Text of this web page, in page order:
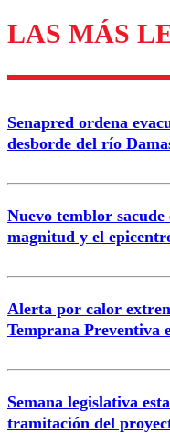
LAS MÁS
Senapred ordena
desborde del río
Nuevo temblor
magnitud y el
Alerta por calor
Temprana Preventiva
Semana legislativa
tramitación del